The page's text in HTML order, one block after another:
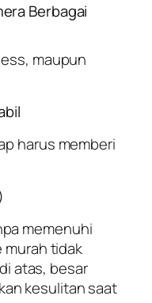
Berbagai
maupun
harus memberi
memenuhi
murah tidak
atas, besar
kesulitan saat